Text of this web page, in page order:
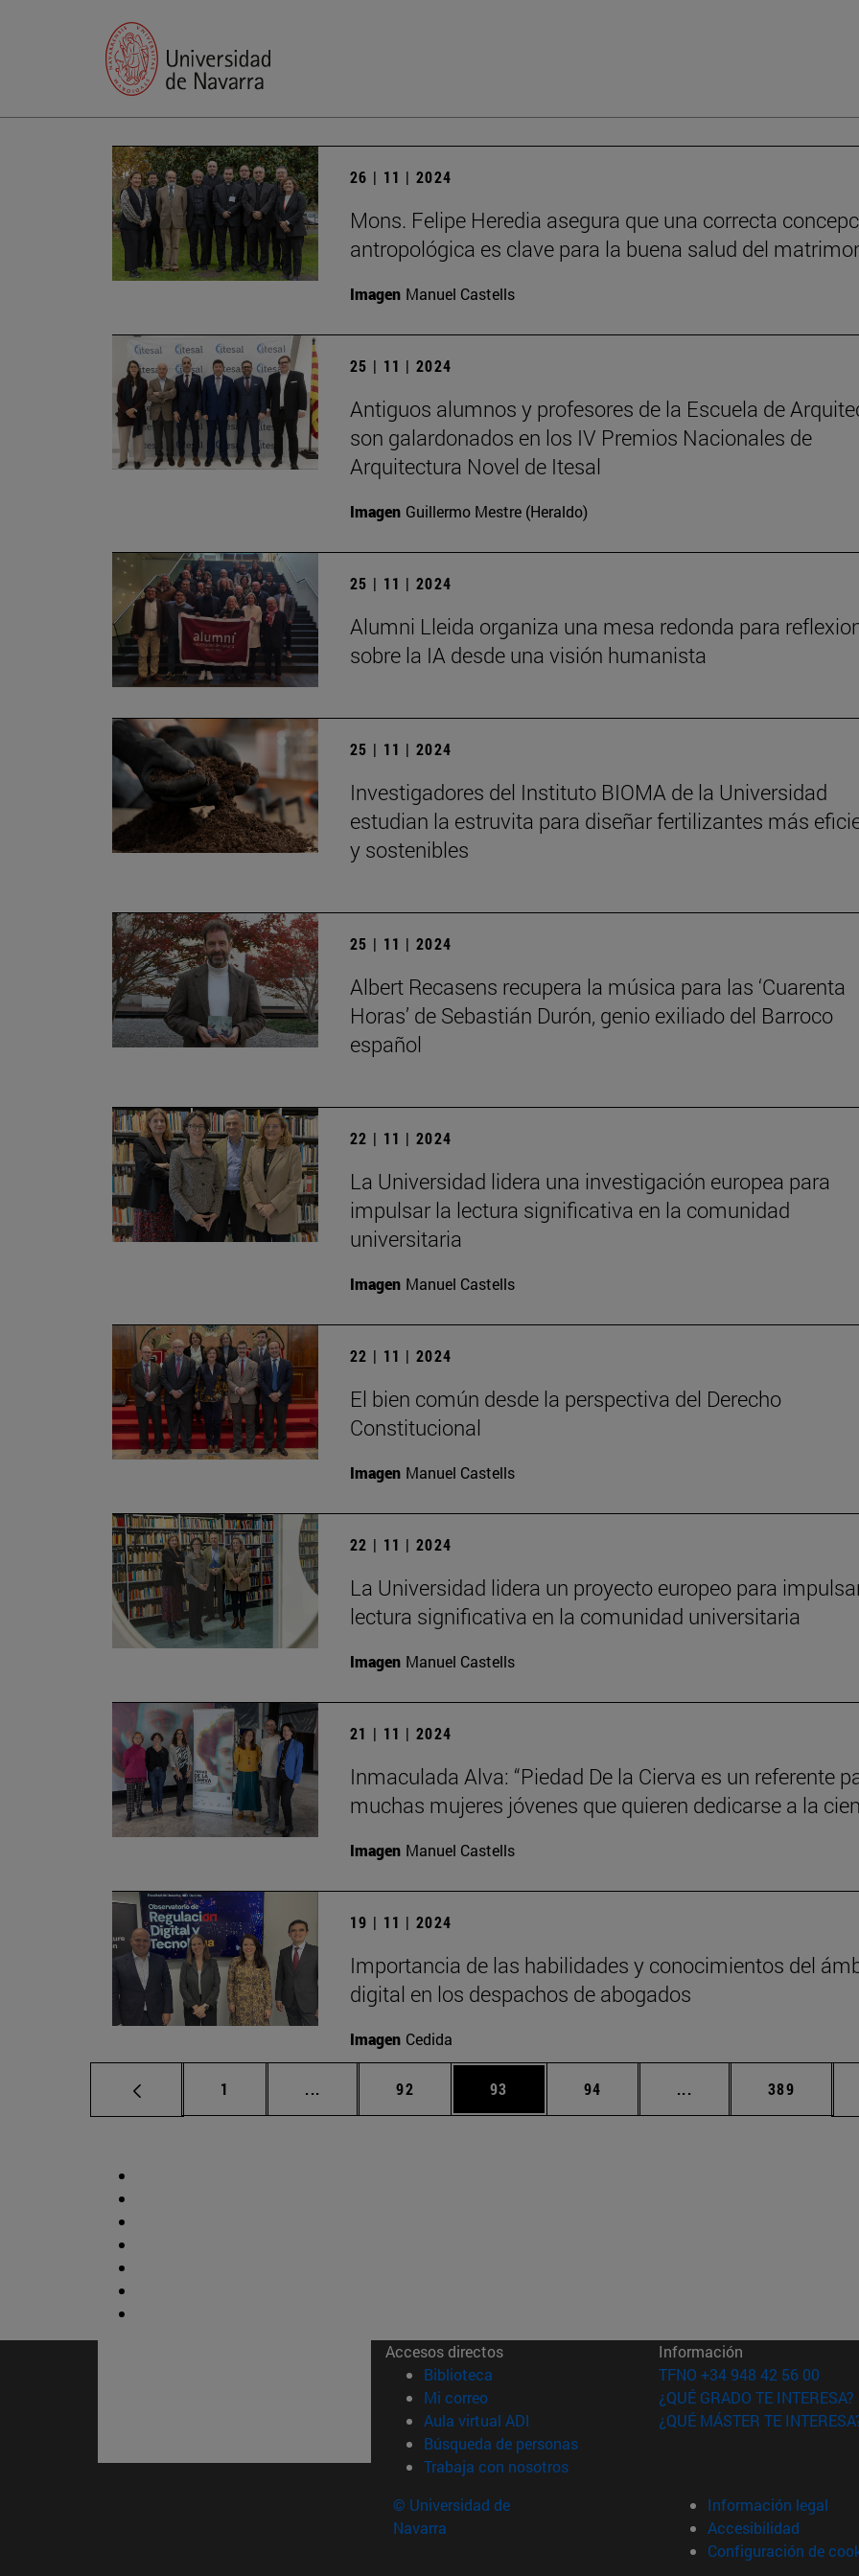
26 | 11 | 2024
Mons. Felipe Heredia asegura que una correcta
antropológica es clave para la buena salud del
Imagen Manuel Castells
25 | 11 | 2024
Antiguos alumnos y profesores de la Escuela de
son galardonados en los IV Premios Nacionales de
Arquitectura Novel de Itesal
Imagen Guillermo Mestre (Heraldo)
25 | 11 | 2024
Alumni Lleida organiza una mesa redonda para
sobre la IA desde una visión humanista
25 | 11 | 2024
Investigadores del Instituto BIOMA de la Universidad
estudian la estruvita para diseñar fertilizantes más
y sostenibles
25 | 11 | 2024
Albert Recasens recupera la música para las ‘Cuarenta
Horas’ de Sebastián Durón, genio exiliado del Barroco
español
22 | 11 | 2024
La Universidad lidera una investigación europea para
impulsar la lectura significativa en la comunidad
universitaria
Imagen Manuel Castells
22 | 11 | 2024
El bien común desde la perspectiva del Derecho
Constitucional
Imagen Manuel Castells
22 | 11 | 2024
La Universidad lidera un proyecto europeo para
lectura significativa en la comunidad universitaria
Imagen Manuel Castells
21 | 11 | 2024
Inmaculada Alva: “Piedad De la Cierva es un referente
muchas mujeres jóvenes que quieren dedicarse a la
Imagen Manuel Castells
19 | 11 | 2024
Importancia de las habilidades y conocimientos del
digital en los despachos de abogados
Imagen Cedida
Página
1 ... Páginas intermedias Use TAB para desplazarse.
Página
92 Página
93 Página
94 ... Páginas intermedias
Página
389
Accesos directos
Biblioteca (abre en nueva ventana)
Mi correo(abre en nueva ventana)
Aula virtual ADI (abre en nueva ventana)
Búsqueda de personas(abre en nueva ventana)
Trabaja con nosotros(abre en nueva ventana)
Información
TFNO +34 948 42 56 00
¿QUÉ GRADO TE INTERESA?
¿QUÉ MÁSTER TE
© Universidad de
Navarra
Información legal
Accesibilidad
Configuración de